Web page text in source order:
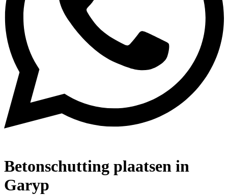
Betonschutting plaatsen in
Garyp